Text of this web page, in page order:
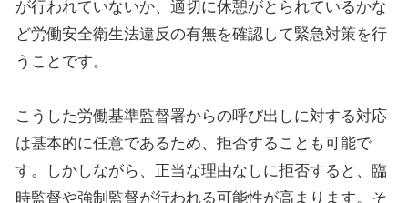
が行われていないか、適切に休憩がとられているかな
ど労働安全衛生法違反の有無を確認して緊急対策を行
うことです。
こうした労働基準監督署からの呼び出しに対する対応
は基本的に任意であるため、拒否することも可能で
す。しかしながら、正当な理由なしに拒否すると、臨
時監督や強制監督が行われる可能性が高まります。そ